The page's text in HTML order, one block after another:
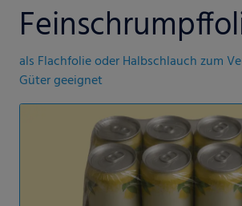
als Flachfolie oder Halbschlauch zum
Güter geeignet